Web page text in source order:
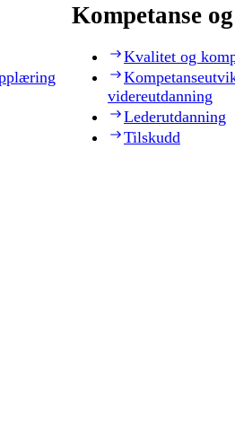
Kompetanse
Kvalitet og
videreutdanning
Lederutdanning
Tilskudd